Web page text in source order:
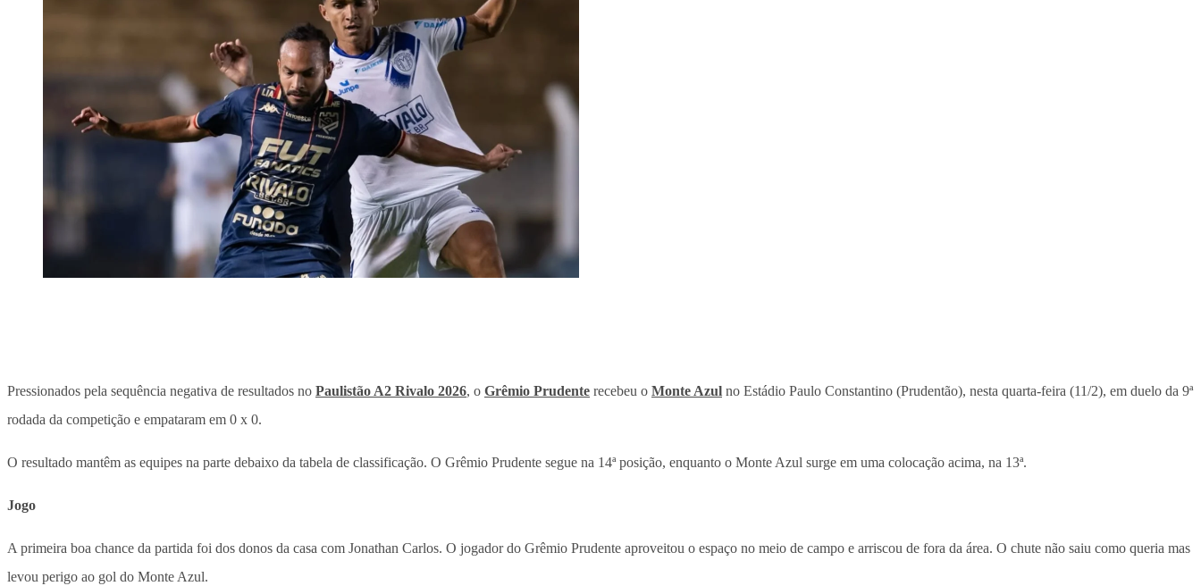
Pressionados pela sequência negativa de resultados no Paulistão A2 Rivalo 2026, o Grêmio Prudente recebeu o Monte Azul no Estádio Paulo Constantino (Prudentão), nesta quarta-feira (11/2), em duelo da 9ª
rodada da competição e empataram em 0 x 0.
O resultado mantêm as equipes na parte debaixo da tabela de classificação. O Grêmio Prudente segue na 14ª posição, enquanto o Monte Azul surge em uma colocação acima, na 13ª.
Jogo
A primeira boa chance da partida foi dos donos da casa com Jonathan Carlos. O jogador do Grêmio Prudente aproveitou o espaço no meio de campo e arriscou de fora da área. O chute não saiu como queria mas
levou perigo ao gol do Monte Azul.